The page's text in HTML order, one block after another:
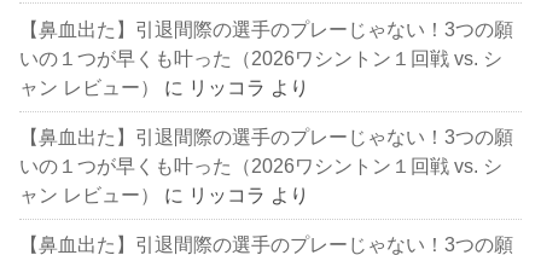
【鼻血出た】引退間際の選手のプレーじゃない！3つの願
いの１つが早くも叶った（2026ワシントン１回戦 vs. シ
ャン レビュー）
に リッコラ より
【鼻血出た】引退間際の選手のプレーじゃない！3つの願
いの１つが早くも叶った（2026ワシントン１回戦 vs. シ
ャン レビュー）
に リッコラ より
【鼻血出た】引退間際の選手のプレーじゃない！3つの願